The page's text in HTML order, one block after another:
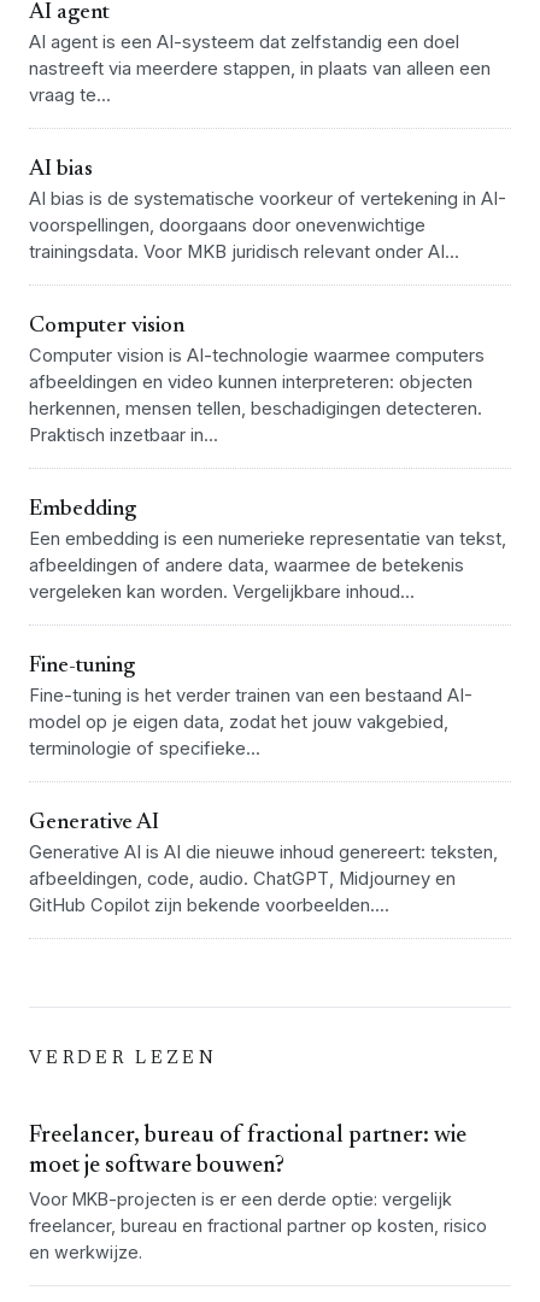
AI agent
AI agent is een AI-systeem dat zelfstandig een doel
nastreeft via meerdere stappen, in plaats van alleen een
vraag te...
AI bias
AI bias is de systematische voorkeur of vertekening in AI-
voorspellingen, doorgaans door onevenwichtige
trainingsdata. Voor MKB juridisch relevant onder AI...
Computer vision
Computer vision is AI-technologie waarmee computers
afbeeldingen en video kunnen interpreteren: objecten
herkennen, mensen tellen, beschadigingen detecteren.
Praktisch inzetbaar in...
Embedding
Een embedding is een numerieke representatie van tekst,
afbeeldingen of andere data, waarmee de betekenis
vergeleken kan worden. Vergelijkbare inhoud...
Fine-tuning
Fine-tuning is het verder trainen van een bestaand AI-
model op je eigen data, zodat het jouw vakgebied,
terminologie of specifieke...
Generative AI
Generative AI is AI die nieuwe inhoud genereert: teksten,
afbeeldingen, code, audio. ChatGPT, Midjourney en
GitHub Copilot zijn bekende voorbeelden....
VERDER LEZEN
Freelancer, bureau of fractional partner: wie
moet je software bouwen?
Voor MKB-projecten is er een derde optie: vergelijk
freelancer, bureau en fractional partner op kosten, risico
en werkwijze.